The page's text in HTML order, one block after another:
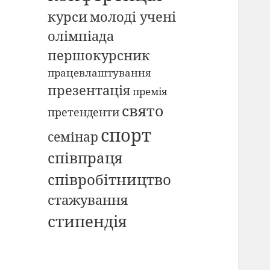
курсимолоді учені
олімпіада
першокурсник
працевлаштування
презентаціяпремія
претенденти свято
семінар спорт
співпраця
співробітництво
стажування
стипендія